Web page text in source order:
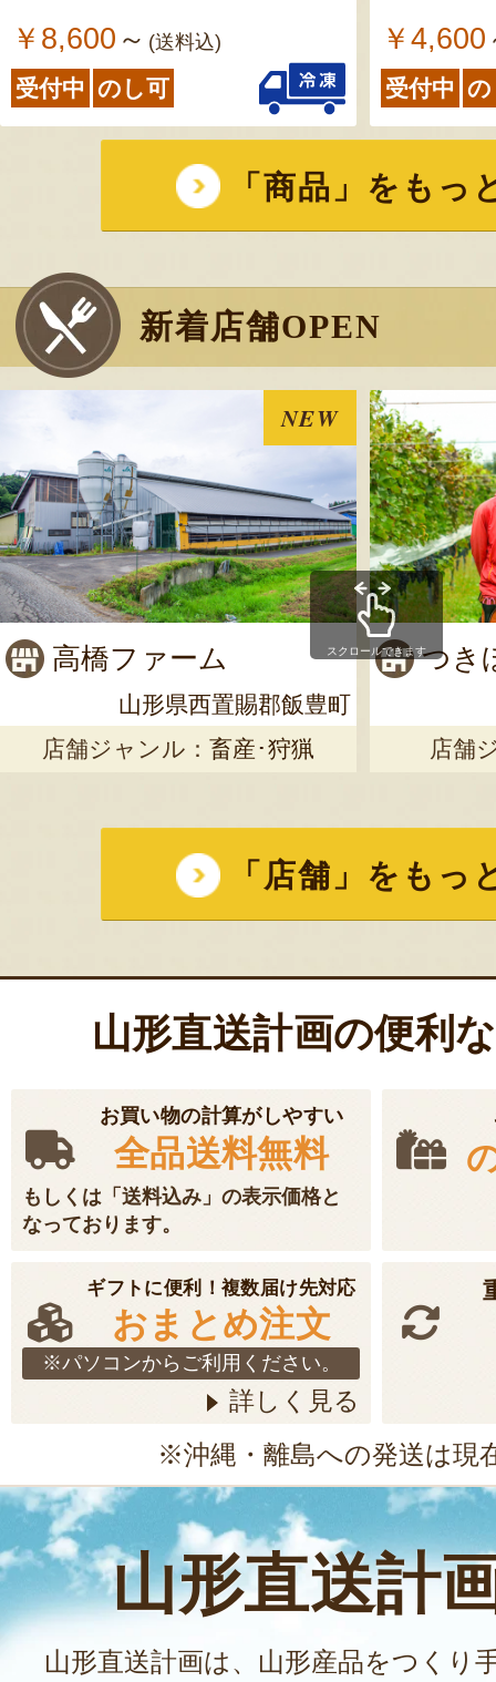
山形県 尾花沢産 スイ
– 株式会社アグリカ
レビューをみて初めて 注
りなさを感じました… 残
– 株式会社アグリカ
期待通りの大玉で半分に
食べています。辛口の感
甘くなかった。②水分は
よっては余り甘さを感じ
色味が白い所も散見された
山形県 尾花沢産 スイ
– 株式会社アグリカ
初めて家庭用を購入しま
うとまではいきませんで
本当に少ないスイカでし
山形県産 種なしぶど
うございました。 芳醇な
願いします。
2026年7
良果樹園
種なしぶどうデラウェア
に生産された一粒一粒が
堪能しました。
あらきそばの十割そ
煮セット（冷凍） –
山形に住んでいた事のあ
て頂いたのですが、有名
びされており、凄いもの
￥8,600 ～ (送料込)
受付中 のし可
￥4,600
受付中 の
「商品」をもっ
新着店舗OPEN
NEW
高橋ファーム
山形県西置賜郡飯豊町
店舗ジャンル： 畜産･狩猟
つき
店舗
スクロールできます
「店舗」をもっ
山形直送計画の便利
お買い物の計算がしやすい
全品送料無料
もしくは「送料込み」の表示価格と
なっております。
ギフトに便利！複数届け先対応
おまとめ注文
※パソコンからご利用ください。
詳しく見る
※沖縄・離島への発送は現
山形直送計
山形直送計画は、山形産品をつくり